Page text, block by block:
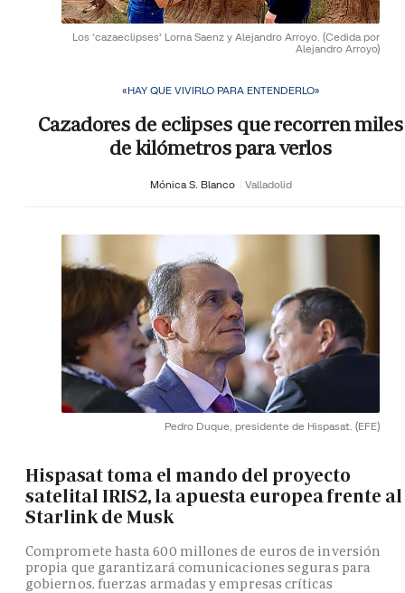
Los 'cazaeclipses' Lorna Saenz y Alejandro Arroyo. (Cedida por
Alejandro Arroyo)
«HAY QUE VIVIRLO PARA ENTENDERLO»
Cazadores de eclipses que recorren miles
de kilómetros para verlos
Mónica S. Blanco Valladolid
Pedro Duque, presidente de Hispasat. (EFE)
Hispasat toma el mando del proyecto
satelital IRIS2, la apuesta europea frente al
Starlink de Musk
Compromete hasta 600 millones de euros de inversión
propia que garantizará comunicaciones seguras para
gobiernos, fuerzas armadas y empresas críticas